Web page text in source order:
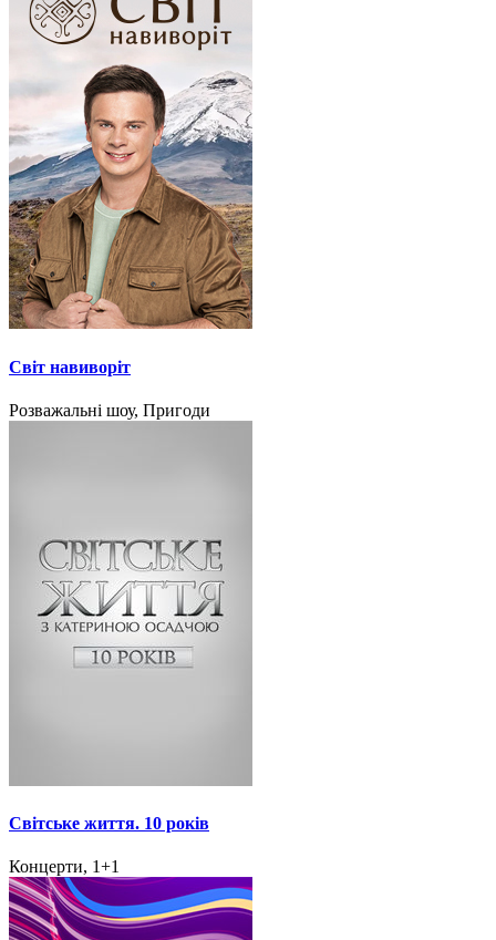
Світ навиворіт
Розважальні шоу, Пригоди
Світське життя. 10 років
Концерти, 1+1